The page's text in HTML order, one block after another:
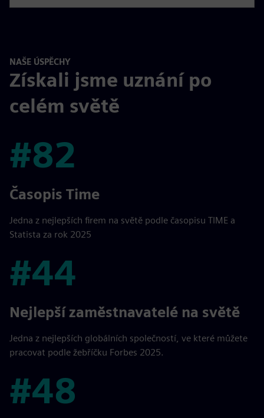
NAŠE ÚSPĚCHY
Získali jsme uznání po
celém světě
#82
#82
Časopis Time
Jedna z nejlepších firem na světě podle časopisu TIME a
Statista za rok 2025
#44
#44
Nejlepší zaměstnavatelé na světě
Jedna z nejlepších globálních společností, ve které můžete
pracovat podle žebříčku Forbes 2025.
#48